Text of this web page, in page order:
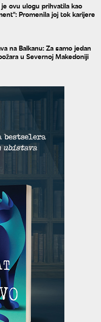
ovu ulogu prihvatila kao
Promenila joj tok karijere
na Balkanu: Za samo jedan
u Severnoj Makedoniji